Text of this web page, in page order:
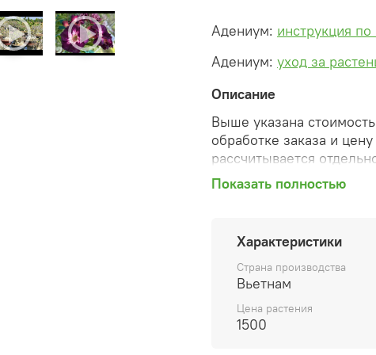
Адениум: инструкция по
Адениум: уход за
Описание
Выше указана
обработке заказа и
рассчитывается
После оформления
способ доставки,
согласованные счета
предварительный заказ
Внимание: фото в
вы получите. Растения
Показать полностью
Характеристики
Страна производства
Вьетнам
Цена растения
1500